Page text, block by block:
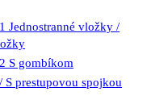
Jednostranné vložky /
S gombíkom
S prestupovou spojkou